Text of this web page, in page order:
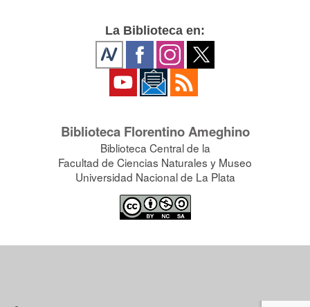
La Biblioteca en:
Biblioteca Florentino Ameghino
Biblioteca Central de la
Facultad de Ciencias Naturales y Museo
Universidad Nacional de La Plata